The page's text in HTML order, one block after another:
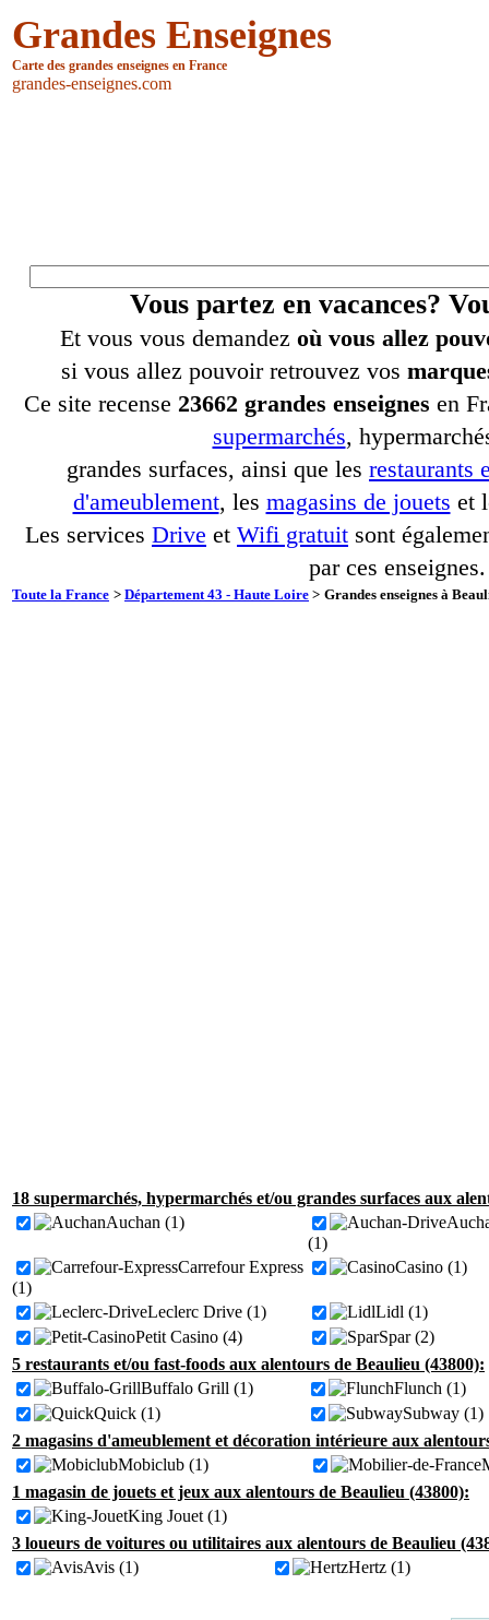
Grandes Enseignes
Carte des grandes enseignes en France
grandes-enseignes.com
Vous partez en vacances?
Et vous vous demandez où vous allez
si vous allez pouvoir retrouvez vos
Ce site recense 23662 grandes enseignes en
supermarchés,
grandes surfaces, ainsi que les restaurants
d'ameublement, les magasins de jouets et
Les services Drive et Wifi gratuit sont
par ces enseignes.
Toute la France > Département 43 - Haute Loire > Grandes enseignes à
18 supermarchés, hypermarchés et/ou grandes surfaces aux
Auchan (1)
(1)
Carrefour Express
(1)
Casino (1)
Leclerc Drive (1)
Lidl (1)
Petit Casino (4)
Spar (2)
5 restaurants et/ou fast-foods aux alentours de Beaulieu (43800):
Buffalo Grill (1)
Flunch (1)
Quick (1)
Subway (1)
2 magasins d'ameublement et décoration intérieure aux
Mobiclub (1)
1 magasin de jouets et jeux aux alentours de Beaulieu (43800):
King Jouet (1)
3 loueurs de voitures ou utilitaires aux alentours de Beaulieu
Avis (1)
Hertz (1)